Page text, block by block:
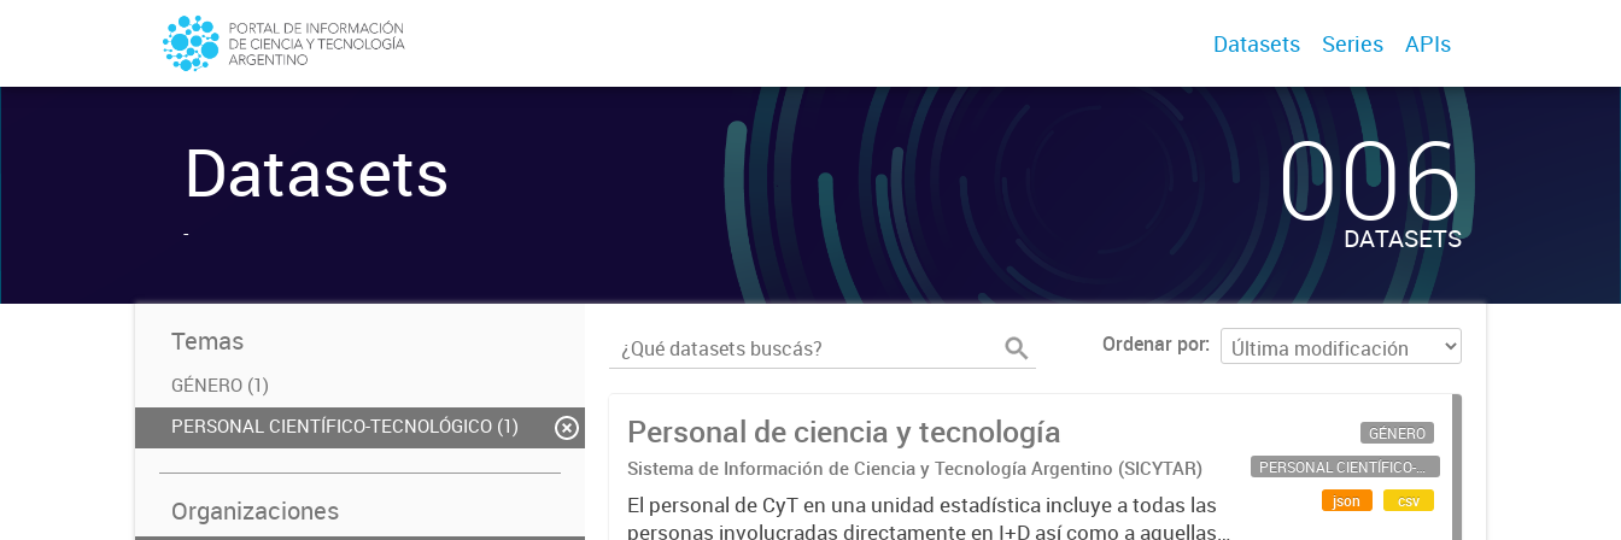
Datasets Series APIs
Datasets
- 006
DATASETS
Temas
GÉNERO (1)
PERSONAL CIENTÍFICO-TECNOLÓGICO (1)
Organizaciones
Ordenar por
Personal de ciencia y tecnología
Sistema de Información de Ciencia y Tecnología Argentino (SICYTAR)
El personal de CyT en una unidad estadística incluye a todas las
personas involucradas directamente en I+D así como a aquellas
GÉNERO
PERSONAL CIENTÍFICO-TECNOLÓGICO
json
csv